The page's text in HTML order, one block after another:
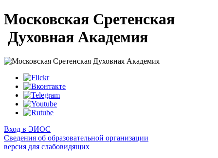
Московская Сретенская
Духовная Академия
Вход в ЭИОС
Сведения об образовательной организации
версия для слабовидящих